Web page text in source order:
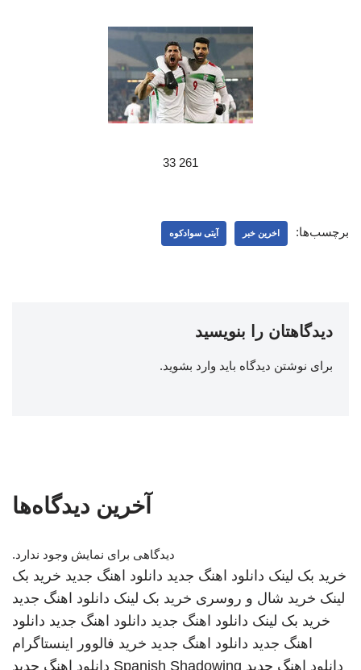
261 33
برچسب‌ها: اخرین خبر آیتی سوادکوه
دیدگاهتان را بنویسید
برای نوشتن دیدگاه باید وارد بشوید.
آخرین دیدگاه‌ها
دیدگاهی برای نمایش وجود ندارد.
خرید بک لینک دانلود اهنگ جدید دانلود اهنگ جدید خرید بک
لینک خرید شال و روسری خرید بک لینک دانلود اهنگ جدید
خرید بک لینک دانلود اهنگ جدید دانلود اهنگ جدید دانلود
اهنگ جدید دانلود اهنگ جدید خرید فالوور اینستاگرام
دانلود اهنگ جدید Spanish Shadowing دانلود اهنگ جدید